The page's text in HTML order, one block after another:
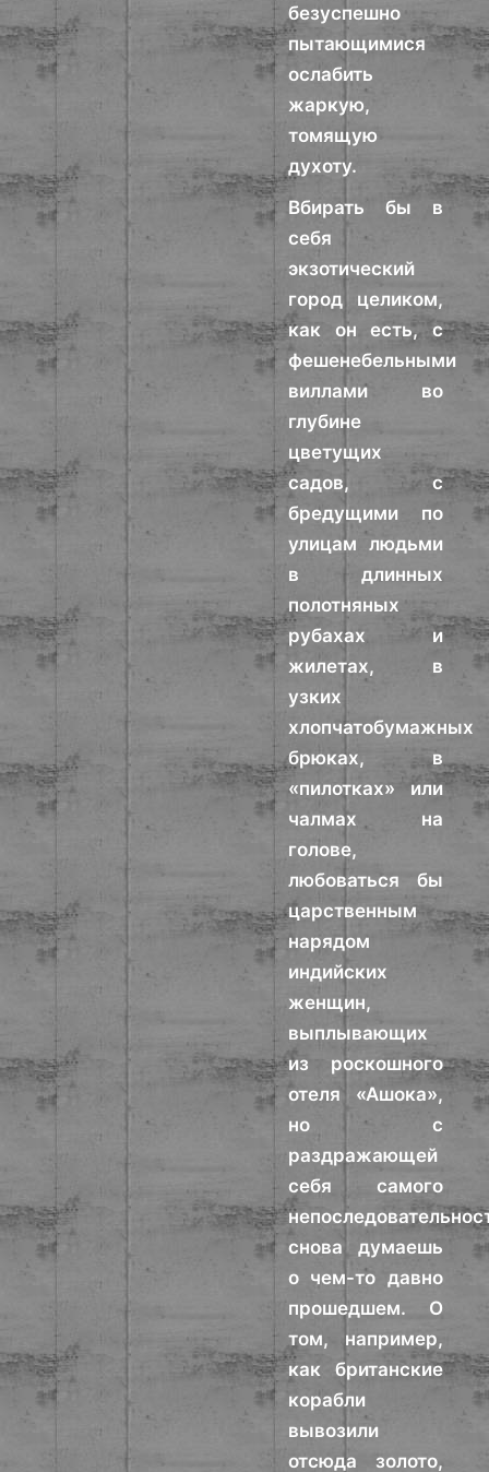
безуспешно
пытающимися
ослабить
жаркую,
томящую
духоту.
Вбирать бы в
себя
экзотический
город целиком,
как он есть, с
фешенебельными
виллами во
глубине
цветущих
садов, с
бредущими по
улицам людьми
в длинных
полотняных
рубахах и
жилетах, в
узких
хлопчатобумажных
брюках, в
«пилотках» или
чалмах на
голове,
любоваться бы
царственным
нарядом
индийских
женщин,
выплывающих
из роскошного
отеля «Ашока»,
но с
раздражающей
себя самого
снова думаешь
о чем-то давно
прошедшем. О
том, например,
как британские
корабли
вывозили
отсюда золото,